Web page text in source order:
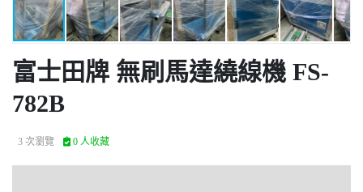
富士田牌 無刷馬達繞線機 FS-
782B
3 次瀏覽 0 人收藏